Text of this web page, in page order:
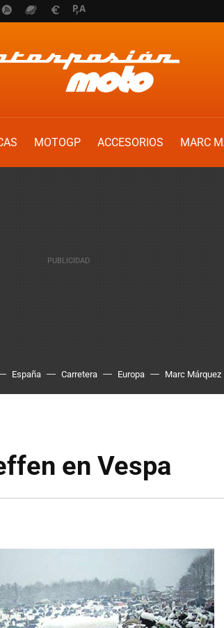
MOTOGP ACCESORIOS
MARC
España Carretera Europa Marc Márquez
en Vespa